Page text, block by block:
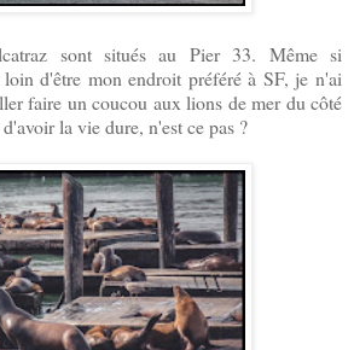
sont situés au Pier 33. Même si
d'être mon endroit préféré à SF, je n'ai
faire un coucou aux lions de mer du côté
la vie dure, n'est ce pas ?